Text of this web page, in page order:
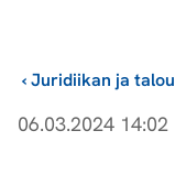
Juridiikan ja
›
06.03.2024 14:02